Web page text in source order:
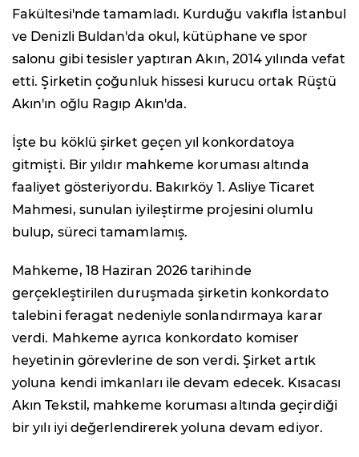
Fakültesi'nde tamamladı. Kurduğu vakıfla İstanbul
ve Denizli Buldan'da okul, kütüphane ve spor
salonu gibi tesisler yaptıran Akın, 2014 yılında vefat
etti. Şirketin çoğunluk hissesi kurucu ortak Rüştü
Akın'ın oğlu Ragıp Akın'da.
İşte bu köklü şirket geçen yıl konkordatoya
gitmişti. Bir yıldır mahkeme koruması altında
faaliyet gösteriyordu. Bakırköy 1. Asliye Ticaret
Mahmesi, sunulan iyileştirme projesini olumlu
bulup, süreci tamamlamış.
Mahkeme, 18 Haziran 2026 tarihinde
gerçekleştirilen duruşmada şirketin konkordato
talebini feragat nedeniyle sonlandırmaya karar
verdi. Mahkeme ayrıca konkordato komiser
heyetinin görevlerine de son verdi. Şirket artık
yoluna kendi imkanları ile devam edecek. Kısacası
Akın Tekstil, mahkeme koruması altında geçirdiği
bir yılı iyi değerlendirerek yoluna devam ediyor.